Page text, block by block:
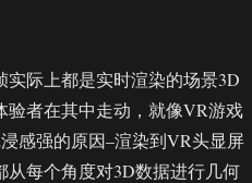
际上都是实时渲染的场景3D
者在其中走动，就像VR游戏
感强的原因–渲染到VR头显屏
每个角度对3D数据进行几何